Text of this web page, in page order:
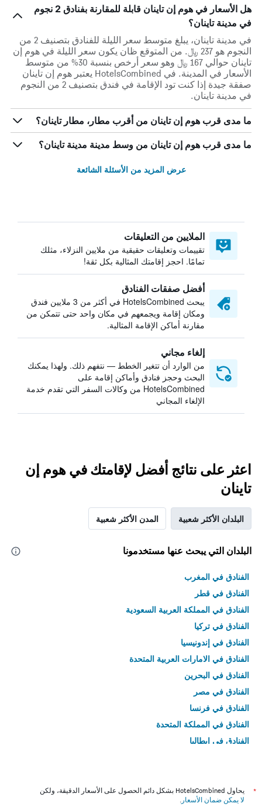
هل الأسعار في هوم إن تاينان قابلة للمقارنة بفنادق 2 نجوم
في مدينة تاينان؟
في مدينة تاينان، يبلغ متوسط ​​سعر الليلة للفنادق بتصنيف 2 من
النجوم هو 237 ﷼. من المتوقع ظان يكون سعر الليلة في هوم إن
تاينان حوالي 167 ﷼ وهو سعر أرخص بنسبة 30% من متوسط
الأسعار في المدينة. في HotelsCombined يعتبر هوم إن تاينان
صفقة جيدة إذا كنت تود الإقامة في فندق بتصنيف 2 من النجوم
في مدينة تاينان.
ما مدى قرب هوم إن تاينان من أقرب مطار، مطار تاينان؟
ما مدى قرب هوم إن تاينان من وسط مدينة مدينة تاينان؟
عرض المزيد من الأسئلة الشائعة
الملايين من التعليقات
تقييمات وتعليقات حقيقية من ملايين النزلاء، مثلك
تمامًا. احجز إقامتك المثالية بكل ثقة!
أفضل صفقات الفنادق
يبحث HotelsCombined في أكثر من 3 ملايين فندق
ومكان إقامة ويجمعهم في مكان واحد حتى تتمكن من
مقارنة أماكن الإقامة المثالية.
إلغاء مجاني
من الوارد أن تتغير الخطط — نتفهم ذلك. ولهذا يمكنك
البحث وحجز فنادق وأماكن إقامة على
HotelsCombined من وكالات السفر التي تقدم خدمة
الإلغاء المجاني
اعثر على نتائج أفضل لإقامتك في هوم إن
تاينان
البلدان الأكثر شعبية المدن الأكثر شعبية
البلدان التي يبحث عنها مستخدمونا
الفنادق في المغرب
الفنادق في قطر
الفنادق في المملكة العربية السعودية
الفنادق في تركيا
الفنادق في إندونيسيا
الفنادق في الامارات العربية المتحدة
الفنادق في البحرين
الفنادق في مصر
الفنادق في فرنسا
الفنادق في المملكة المتحدة
الفنادق في إيطاليا
*
يحاول HotelsCombined بشكل دائم الحصول على الأسعار الدقيقة، ولكن
لا يمكن ضمان الأسعار .